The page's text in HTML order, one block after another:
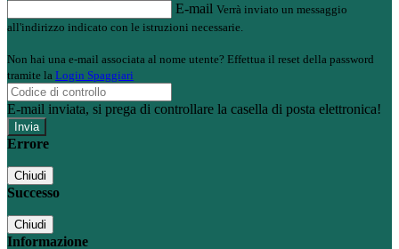
E-mail Verrà inviato un messaggio
all'indirizzo indicato con le istruzioni necessarie.
Non hai una e-mail associata al nome utente? Effettua il reset della password
tramite la Login Spaggiari
E-mail inviata, si prega di controllare la casella di posta elettronica!
Errore
Chiudi
Successo
Chiudi
Informazione